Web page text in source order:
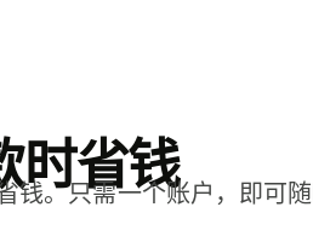
时省钱
钱。只需一个账户，即可